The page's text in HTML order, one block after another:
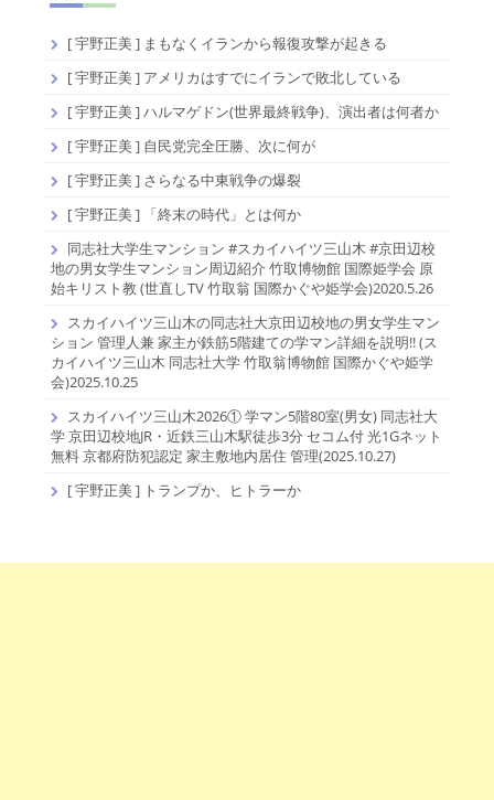
[ 宇野正美 ] まもなくイランから報復攻撃が起きる
[ 宇野正美 ] アメリカはすでにイランで敗北している
[ 宇野正美 ] ハルマゲドン(世界最終戦争)、演出者は何者か
[ 宇野正美 ] 自民党完全圧勝、次に何が
[ 宇野正美 ] さらなる中東戦争の爆裂
[ 宇野正美 ] 「終末の時代」とは何か
同志社大学生マンション #スカイハイツ三山木 #京田辺校
地の男女学生マンション周辺紹介 竹取博物館 国際姫学会 原
始キリスト教 (世直しTV 竹取翁 国際かぐや姫学会)2020.5.26
スカイハイツ三山木の同志社大京田辺校地の男女学生マン
ション 管理人兼 家主が鉄筋5階建ての学マン詳細を説明!! (ス
カイハイツ三山木 同志社大学 竹取翁博物館 国際かぐや姫学
会)2025.10.25
スカイハイツ三山木2026① 学マン5階80室(男女) 同志社大
学 京田辺校地JR・近鉄三山木駅徒歩3分 セコム付 光1Gネット
無料 京都府防犯認定 家主敷地内居住 管理(2025.10.27)
[ 宇野正美 ] トランプか、ヒトラーか